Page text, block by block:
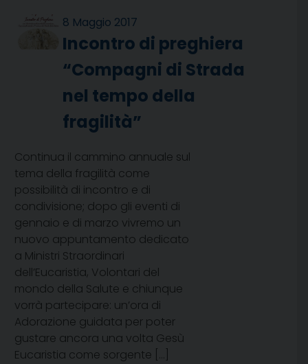
8 Maggio 2017
Incontro di preghiera
“Compagni di Strada
nel tempo della
fragilità”
Continua il cammino annuale sul
tema della fragilità come
possibilità di incontro e di
condivisione; dopo gli eventi di
gennaio e di marzo vivremo un
nuovo appuntamento dedicato
a Ministri Straordinari
dell’Eucaristia, Volontari del
mondo della Salute e chiunque
vorrà partecipare: un’ora di
Adorazione guidata per poter
gustare ancora una volta Gesù
Eucaristia come sorgente […]